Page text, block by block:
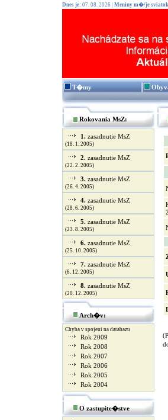
Dnes je: 07. 08. 2026 | Meniny m�/je
T�my
Rokovania MsZ:
1. zasadnutie MsZ
(18. 1. 2005)
2. zasadnutie MsZ
(22. 2. 2005)
3. zasadnutie MsZ
(26. 4. 2005)
4. zasadnutie MsZ
(28. 6. 2005)
5. zasadnutie MsZ
(23. 8. 2005)
6. zasadnutie MsZ
(25. 10. 2005)
7. zasadnutie MsZ
(6. 12. 2005)
8. zasadnutie MsZ
(20. 12. 2005)
Arch�v:
Chyba v spojeni na databazu
Rok 2009
Rok 2008
Rok 2007
Rok 2006
Rok 2005
Rok 2004
O zastupite�stve